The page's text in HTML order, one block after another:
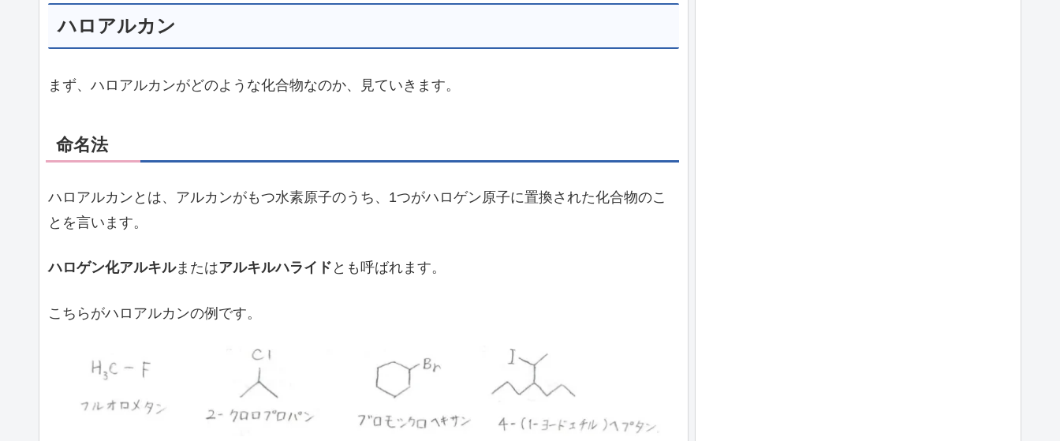
ハロアルカン
まず、ハロアルカンがどのような化合物なのか、見ていきます。
命名法
ハロアルカンとは、アルカンがもつ水素原子のうち、1つがハロゲン原子に置換された化合物のこ
とを言います。
ハロゲン化アルキルまたはアルキルハライド とも呼ばれます。
こちらがハロアルカンの例です。